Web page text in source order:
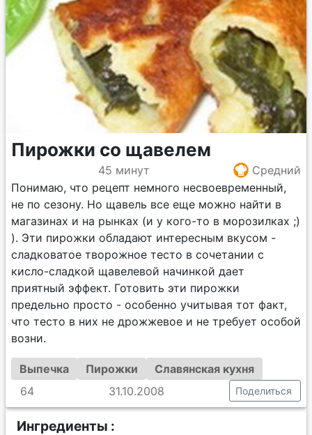
Пирожки со щавелем
45 минут
Средний
Понимаю, что рецепт немного несвоевременный,
не по сезону. Но щавель все еще можно найти в
магазинах и на рынках (и у кого-то в морозилках ;)
). Эти пирожки обладают интересным вкусом -
сладковатое творожное тесто в сочетании с
кисло-сладкой щавелевой начинкой дает
приятный эффект. Готовить эти пирожки
предельно просто - особенно учитывая тот факт,
что тесто в них не дрожжевое и не требует особой
возни.
Выпечка Пирожки
Славянская кухня
64
31.10.2008 Поделиться
Ингредиенты :